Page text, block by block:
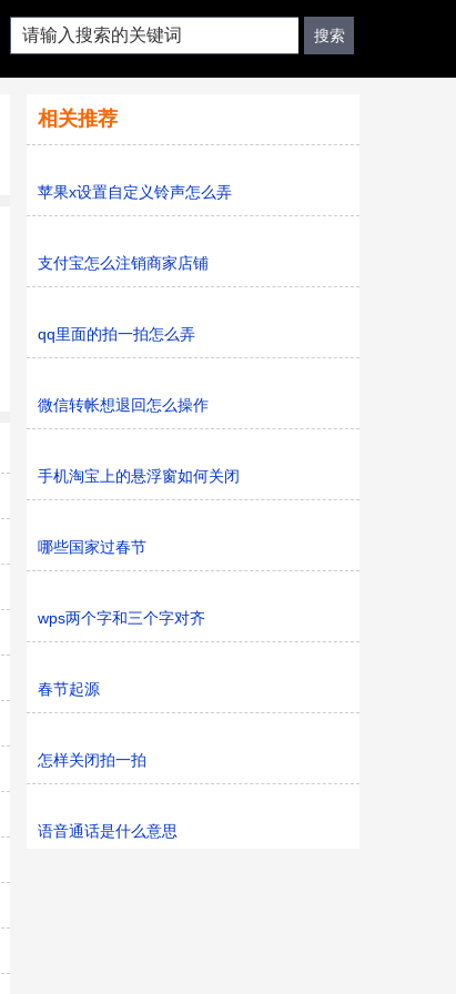
相关推荐
苹果x设置自定义铃声怎么弄
支付宝怎么注销商家店铺
qq里面的拍一拍怎么弄
微信转帐想退回怎么操作
手机淘宝上的悬浮窗如何关闭
哪些国家过春节
wps两个字和三个字对齐
春节起源
怎样关闭拍一拍
语音通话是什么意思